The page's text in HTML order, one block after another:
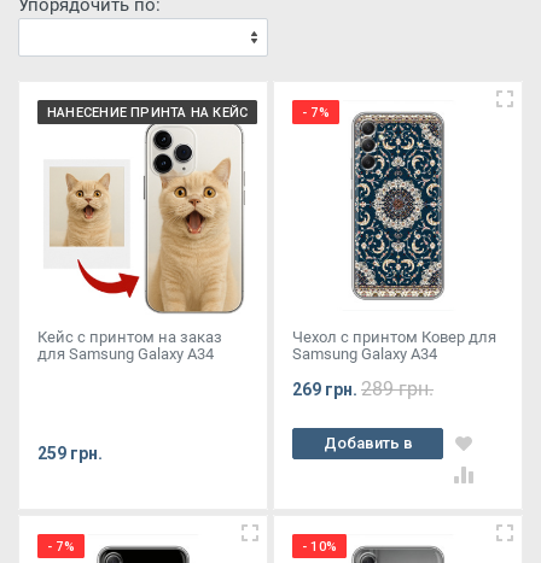
Упорядочить по:
НАНЕСЕНИЕ ПРИНТА НА КЕЙС
Кейс с принтом на заказ
для Samsung Galaxy A34
259 грн.
- 7%
Чехол с принтом Ковер для
Samsung Galaxy A34
269 грн. 289 грн.
Добавить в
корзину
- 7% - 10%